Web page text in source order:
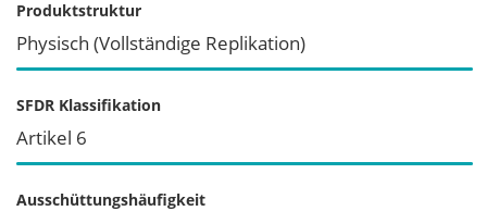
Produktstruktur
Physisch (Vollständige Replikation)
SFDR Klassifikation
Artikel 6
Ausschüttungshäufigkeit